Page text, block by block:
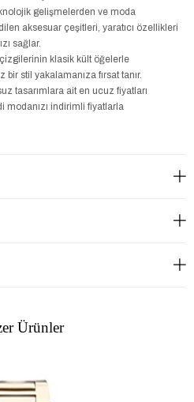
gelişmelerden ve moda
aksesuar çeşitleri, yaratıcı özellikleri
sağlar.
klasik kült öğelerle
stil yakalamanıza fırsat tanır.
tasarımlara ait en ucuz fiyatları
indirimli fiyatlarla
Ürünler